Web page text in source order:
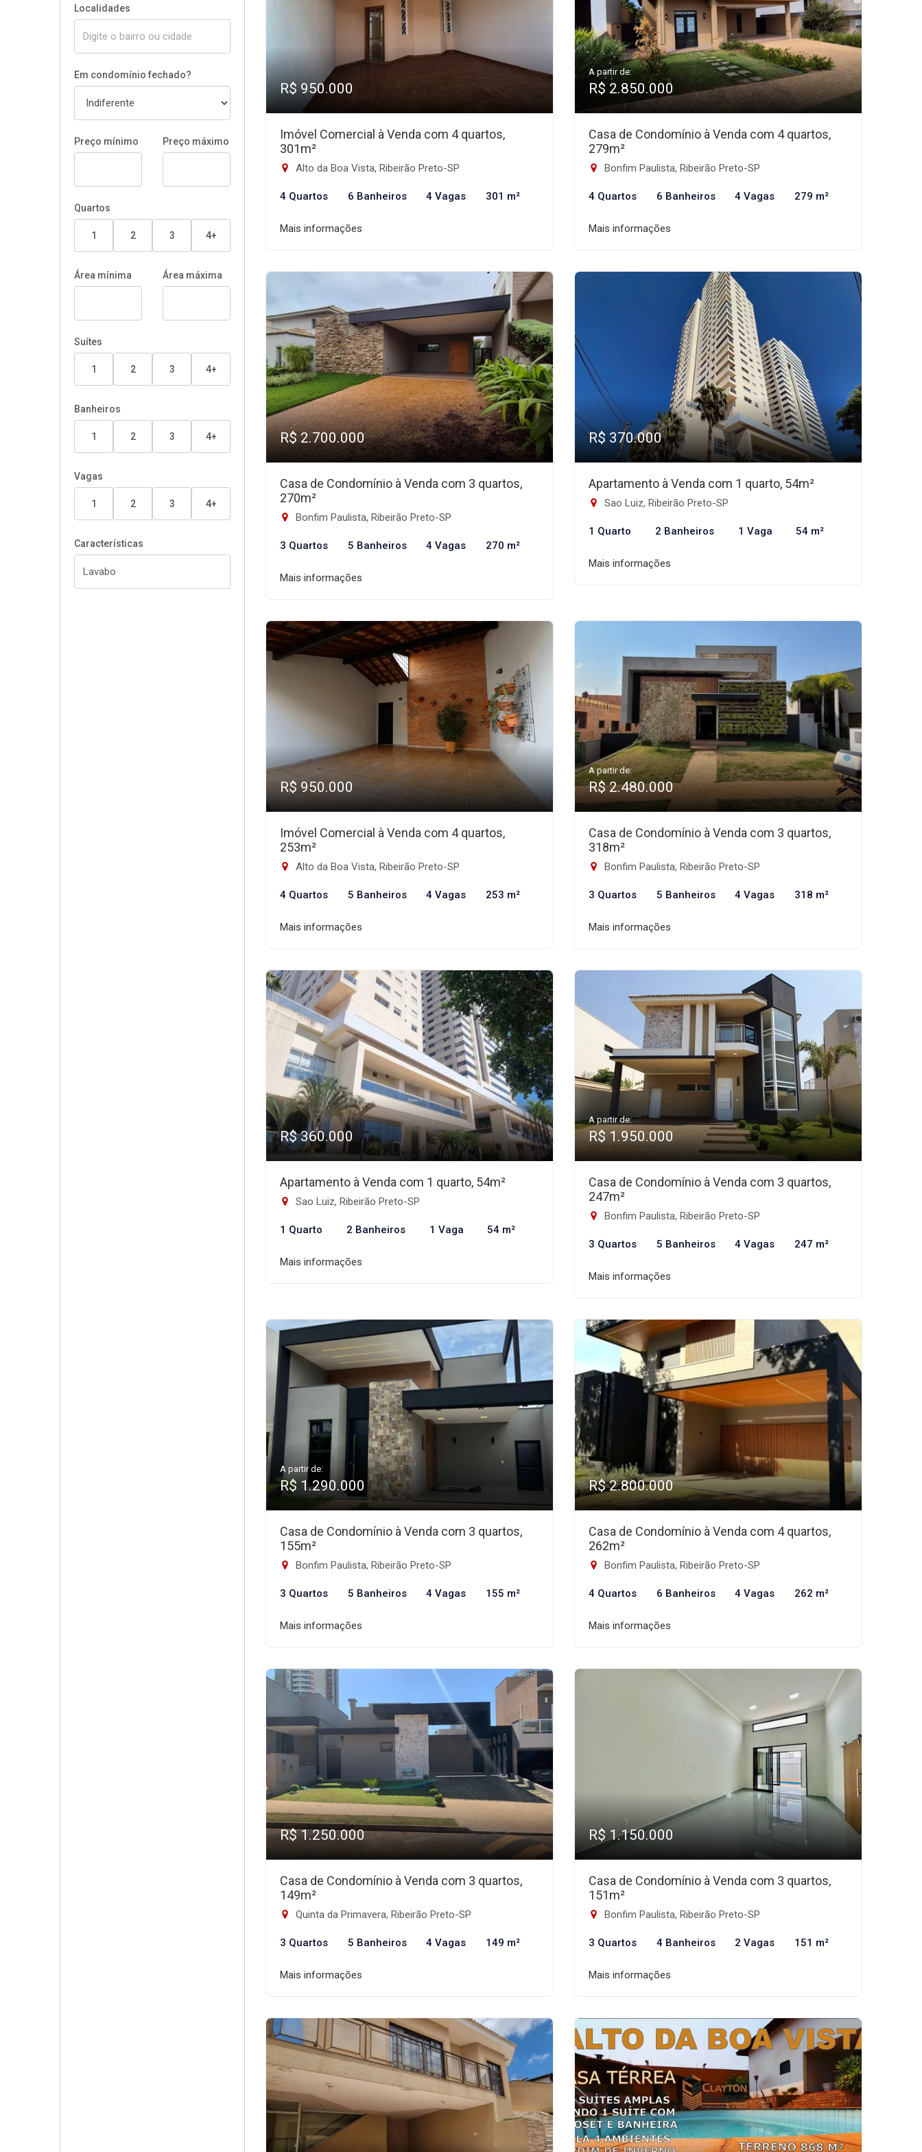
Localidades
Em condomínio fechado?
Preço mínimo Preço máximo
Quartos
1 2 3 4+
Área mínima Área máxima
Suítes
1 2 3 4+
Banheiros
1 2 3 4+
Vagas
1 2 3 4+
Características
R$ 950.000
Imóvel Comercial à Venda com 4 quartos,
301m²
Alto da Boa Vista, Ribeirão Preto-SP
4 Quartos 6 Banheiros 4 Vagas 301 m²
Mais informações
A partir de:
R$ 2.850.000
Casa de Condomínio à Venda com 4 quartos,
279m²
Bonfim Paulista, Ribeirão Preto-SP
4 Quartos 6 Banheiros 4 Vagas 279 m²
Mais informações
R$ 2.700.000
Casa de Condomínio à Venda com 3 quartos,
270m²
Bonfim Paulista, Ribeirão Preto-SP
3 Quartos 5 Banheiros 4 Vagas 270 m²
Mais informações
R$ 370.000
Apartamento à Venda com 1 quarto, 54m²
Sao Luiz, Ribeirão Preto-SP
1 Quarto 2 Banheiros 1 Vaga 54 m²
Mais informações
R$ 950.000
Imóvel Comercial à Venda com 4 quartos,
253m²
Alto da Boa Vista, Ribeirão Preto-SP
4 Quartos 5 Banheiros 4 Vagas 253 m²
Mais informações
A partir de:
R$ 2.480.000
Casa de Condomínio à Venda com 3 quartos,
318m²
Bonfim Paulista, Ribeirão Preto-SP
3 Quartos 5 Banheiros 4 Vagas 318 m²
Mais informações
R$ 360.000
Apartamento à Venda com 1 quarto, 54m²
Sao Luiz, Ribeirão Preto-SP
1 Quarto 2 Banheiros 1 Vaga 54 m²
Mais informações
A partir de:
R$ 1.950.000
Casa de Condomínio à Venda com 3 quartos,
247m²
Bonfim Paulista, Ribeirão Preto-SP
3 Quartos 5 Banheiros 4 Vagas 247 m²
Mais informações
A partir de:
R$ 1.290.000
Casa de Condomínio à Venda com 3 quartos,
155m²
Bonfim Paulista, Ribeirão Preto-SP
3 Quartos 5 Banheiros 4 Vagas 155 m²
Mais informações
R$ 2.800.000
Casa de Condomínio à Venda com 4 quartos,
262m²
Bonfim Paulista, Ribeirão Preto-SP
4 Quartos 6 Banheiros 4 Vagas 262 m²
Mais informações
R$ 1.250.000
Casa de Condomínio à Venda com 3 quartos,
149m²
Quinta da Primavera, Ribeirão Preto-SP
3 Quartos 5 Banheiros 4 Vagas 149 m²
Mais informações
R$ 1.150.000
Casa de Condomínio à Venda com 3 quartos,
151m²
Bonfim Paulista, Ribeirão Preto-SP
3 Quartos 4 Banheiros 2 Vagas 151 m²
Mais informações